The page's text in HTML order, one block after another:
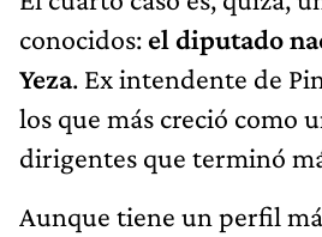
conocidos: el diputado
Yeza. Ex intendente de
los que más creció como
dirigentes que terminó
Aunque tiene un perfil